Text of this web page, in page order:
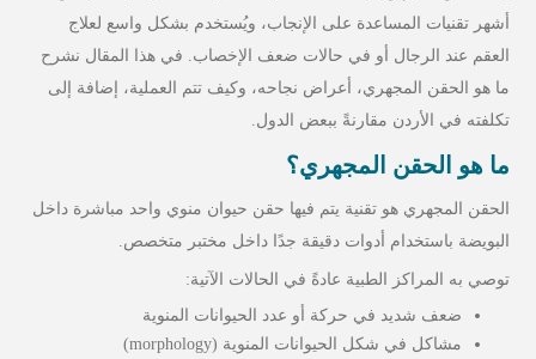
أشهر تقنيات المساعدة على الإنجاب، ويُستخدم بشكل واسع لعلاج
العقم عند الرجال أو في حالات ضعف الإخصاب. في هذا المقال نشرح
ما هو الحقن المجهري، أعراض نجاحه، وكيف تتم العملية، إضافة إلى
تكلفته في الأردن مقارنةً ببعض الدول.
ما هو الحقن المجهري؟
الحقن المجهري هو تقنية يتم فيها حقن حيوان منوي واحد مباشرة داخل
البويضة باستخدام أدوات دقيقة جدًا داخل مختبر متخصص.
توصي به المراكز الطبية عادةً في الحالات الآتية:
ضعف شديد في حركة أو عدد الحيوانات المنوية
مشاكل في شكل الحيوانات المنوية (morphology)